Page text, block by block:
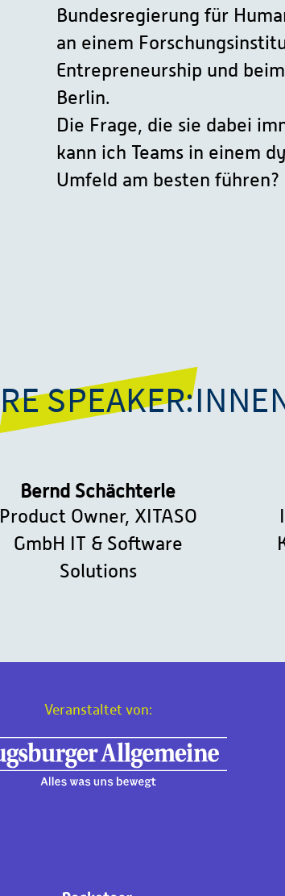
Bundesregierung für
an einem
Entrepreneurship und
Berlin.
Die Frage, die sie dabei
kann ich Teams in einem
Umfeld am besten führen?
Bernd Schächterle
Product Owner, XITASO
GmbH IT & Software
Solutions
Veranstaltet von: